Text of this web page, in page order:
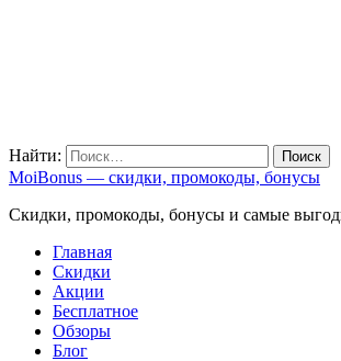
Найти:
MoiBonus — скидки, промокоды, бонусы
Скидки, промокоды, бонусы и самые
Главная
Скидки
Акции
Бесплатное
Обзоры
Блог